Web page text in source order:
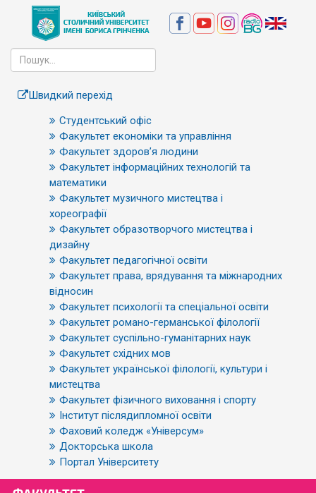
Швидкий перехід
Студентський офіс
Факультет економіки та управління
Факультет здоров’я людини
Факультет інформаційних технологій та
математики
Факультет музичного мистецтва і
хореографії
Факультет образотворчого мистецтва і
дизайну
Факультет педагогічної освіти
Факультет права, врядування та міжнародних
відносин
Факультет психології та спеціальної освіти
Факультет романо-германської філології
Факультет суспільно-гуманітарних наук
Факультет східних мов
Факультет української філології, культури і
мистецтва
Факультет фізичного виховання і спорту
Інститут післядипломної освіти
Фаховий коледж «Універсум»
Докторська школа
Портал Університету